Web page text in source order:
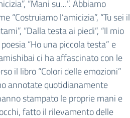
“Mani su…”. Abbiamo
“Costruiamo l’amicizia”, “Tu sei il
“Dalla testa ai piedi”, “Il mio
“Ho una piccola testa” e
ci ha affascinato con le
il libro “Colori delle emozioni”
annotate quotidianamente
stampato le proprie mani e
fatto il rilevamento delle